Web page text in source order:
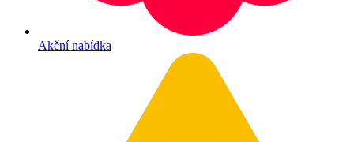
Akční nabídka